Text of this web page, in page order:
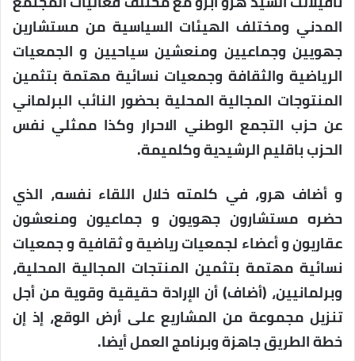
المدني ومختلف الهيئات السياسية من مستشارين
جهويين وجماعيين ومنعشين سياحيين و الجمعيات
الرياضية والثقافة وجمعيات نسائية مهتمة بتثمين
المنتوجات المجالية المحلية بحضور النائب البرلماني
عن حزب التجمع الوطني الاحرار وكذا ممثلي نفس
الحزب باقليم الرشيدية وكلميمة.
و أضاف هرو، في كلمته خلال اللقاء نفسه، الذي
حضره مستشارون جهويون و جماعيون ومنعشون
عقاريون و أعضاء لجمعيات رياضية و ثقافية و جمعيات
نسائية مهتمة بتثمين المنتجات المجالية المحلية،
وبرلمانيين، (أضاف) أن الإرادة حقيقية وقوية من أجل
تنزيل مجموعة من المشاريع على أرض الوقع، إذ إن
خطة الطريق جاهزة وبرنامج العمل أيضا.